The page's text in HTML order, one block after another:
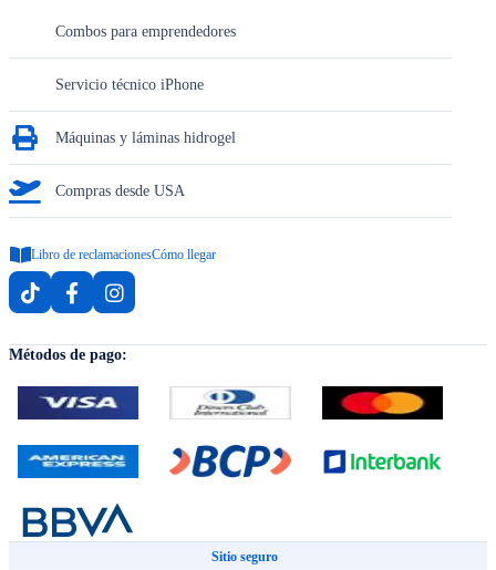
Combos para emprendedores
Servicio técnico iPhone
Máquinas y láminas hidrogel
Compras desde USA
Libro de reclamacionesCómo llegar
Métodos de pago:
Sitio seguro